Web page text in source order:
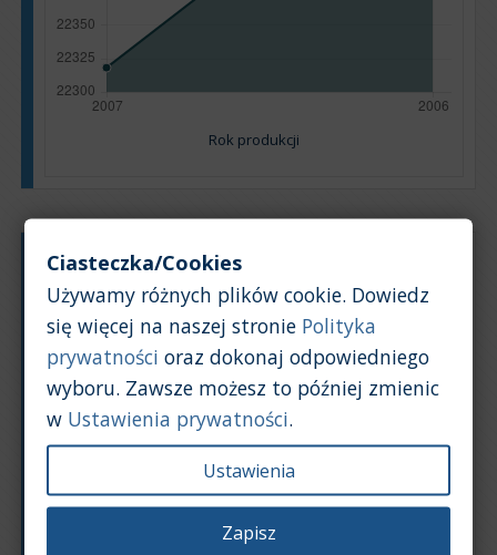
Rok produkcji
Typ silnika:Benzyna
Pojemność silnika: 3,2
Na podstawie: 22 ogłoszeń
Powrót na górę
Wykres
Średnia wartość rynkowa samochodu [PLN]
Ciasteczka/Cookies
Używamy różnych plików cookie. Dowiedz
się więcej na naszej stronie Polityka
prywatności oraz dokonaj odpowiedniego
wyboru. Zawsze możesz to później zmienic
w Ustawienia prywatności.
Ustawienia
Zapisz